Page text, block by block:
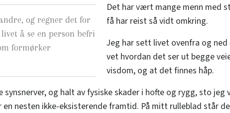
og regner det for
å se en person befri
formørker
Det har vært mange menn med
få har reist så vidt omkring.
Jeg har sett livet ovenfra og
vet hvordan det ser ut begge
visdom, og at det finnes håp.
synsnerver, og halt av fysiske skader i hofte og rygg, sto jeg
nesten ikke-eksisterende framtid. På mitt rulleblad står